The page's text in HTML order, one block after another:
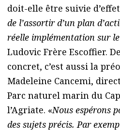
doit-elle être suivie
de l’assortir d’un plan
réelle implémentation sur
Ludovic Frère Escoffier.
concret, c’est aussi la
Madeleine Cancemi,
Parc naturel marin du
l’Agriate. «Nous espérons
des sujets précis. Par